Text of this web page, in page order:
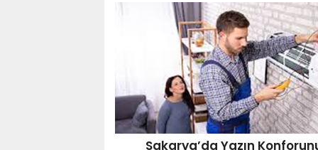
Sakarya’da Yazın